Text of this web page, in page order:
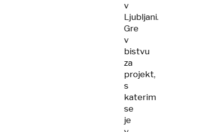
v
Ljubljani.
Gre
v
bistvu
za
projekt,
s
katerim
se
je